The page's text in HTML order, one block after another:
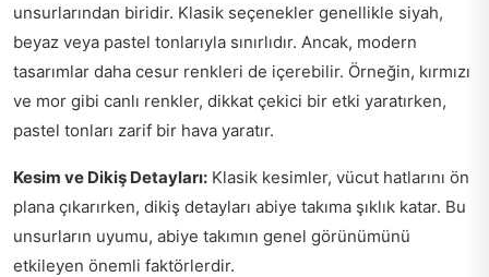
unsurlarından biridir. Klasik seçenekler genellikle siyah,
beyaz veya pastel tonlarıyla sınırlıdır. Ancak, modern
tasarımlar daha cesur renkleri de içerebilir. Örneğin, kırmızı
ve mor gibi canlı renkler, dikkat çekici bir etki yaratırken,
pastel tonları zarif bir hava yaratır.
Kesim ve Dikiş Detayları: Klasik kesimler, vücut hatlarını ön
plana çıkarırken, dikiş detayları abiye takıma şıklık katar. Bu
unsurların uyumu, abiye takımın genel görünümünü
etkileyen önemli faktörlerdir.